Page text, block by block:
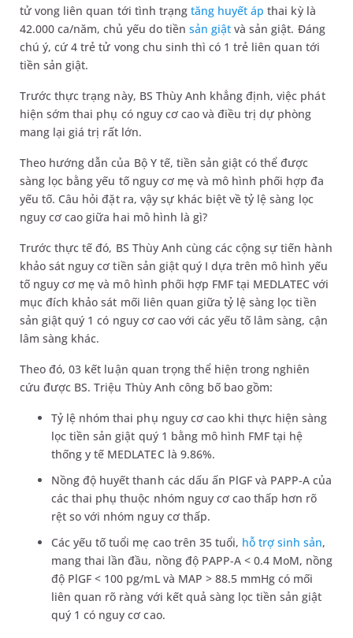
tử vong liên quan tới tình trạng tăng huyết áp thai kỳ là
42.000 ca/năm, chủ yếu do tiền sản giật và sản giật. Đáng
chú ý, cứ 4 trẻ tử vong chu sinh thì có 1 trẻ liên quan tới
tiền sản giật.
Trước thực trạng này, BS Thùy Anh khẳng định, việc phát
hiện sớm thai phụ có nguy cơ cao và điều trị dự phòng
mang lại giá trị rất lớn.
Theo hướng dẫn của Bộ Y tế, tiền sản giật có thể được
sàng lọc bằng yếu tố nguy cơ mẹ và mô hình phối hợp đa
yếu tố. Câu hỏi đặt ra, vậy sự khác biệt về tỷ lệ sàng lọc
nguy cơ cao giữa hai mô hình là gì?
Trước thực tế đó, BS Thùy Anh cùng các cộng sự tiến hành
khảo sát nguy cơ tiền sản giật quý I dựa trên mô hình yếu
tố nguy cơ mẹ và mô hình phối hợp FMF tại MEDLATEC với
mục đích khảo sát mối liên quan giữa tỷ lệ sàng lọc tiền
sản giật quý 1 có nguy cơ cao với các yếu tố lâm sàng, cận
lâm sàng khác.
Theo đó, 03 kết luận quan trọng thể hiện trong nghiên
cứu được BS. Triệu Thùy Anh công bố bao gồm:
Tỷ lệ nhóm thai phụ nguy cơ cao khi thực hiện sàng
lọc tiền sản giật quý 1 bằng mô hình FMF tại hệ
thống y tế MEDLATEC là 9.86%.
Nồng độ huyết thanh các dấu ấn PlGF và PAPP-A của
các thai phụ thuộc nhóm nguy cơ cao thấp hơn rõ
rệt so với nhóm nguy cơ thấp.
Các yếu tố tuổi mẹ cao trên 35 tuổi, hỗ trợ sinh sản,
mang thai lần đầu, nồng độ PAPP-A < 0.4 MoM, nồng
độ PlGF < 100 pg/mL và MAP > 88.5 mmHg có mối
liên quan rõ ràng với kết quả sàng lọc tiền sản giật
quý 1 có nguy cơ cao.